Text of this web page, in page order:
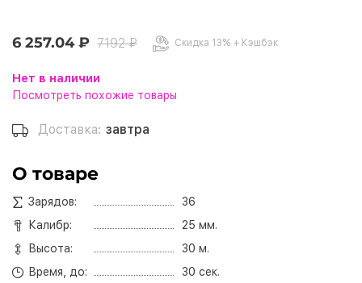
6 257.04 ₽ 7192 ₽ Скидка 13% + Кэшбэк
Нет в наличии
Посмотреть похожие товары
Доставка: завтра
О товаре
Зарядов:
36
Калибр:
25 мм.
Высота:
30 м.
Время, до:
30 сек.